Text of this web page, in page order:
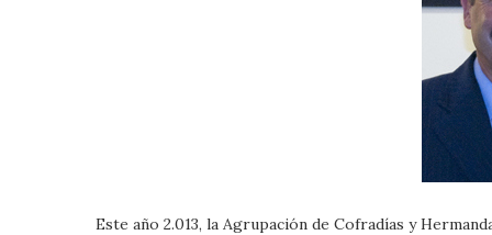
Este año 2.013, la Agrupación de Cofradías y